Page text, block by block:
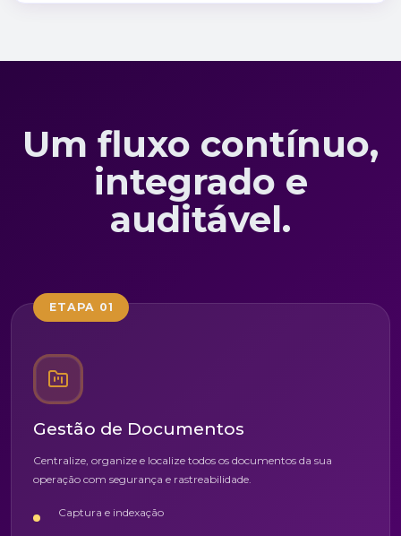
Um fluxo contínuo,
integrado e
auditável.
ETAPA 01
Gestão de Documentos
Centralize, organize e localize todos os documentos da sua
operação com segurança e rastreabilidade.
Captura e indexação